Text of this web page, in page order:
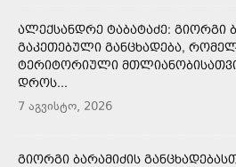
ᲐᲚᲔᲥᲡᲐᲜᲓᲠᲔ ᲢᲐᲑᲐᲢᲐᲫᲔ: ᲒᲘᲝᲠᲒᲘ
ᲒᲐᲙᲔᲗᲔᲑᲣᲚᲘ ᲒᲐᲜᲪᲮᲐᲓᲔᲑᲐ,
ᲢᲔᲠᲘᲢᲝᲠᲘᲣᲚᲘ
ᲓᲠᲝᲡ...
7 აგვისტო, 2026
ᲒᲘᲝᲠᲒᲘ ᲑᲐᲠᲐᲛᲘᲫᲘᲡ